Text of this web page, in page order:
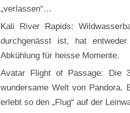
„verlassen“…
Kali River Rapids:
durchgenässt ist, hat
Abkühlung für heisse Momente.
Avatar Flight of Passage: Die
wundersame Welt von Pandora.
erlebt so den „Flug“ auf der